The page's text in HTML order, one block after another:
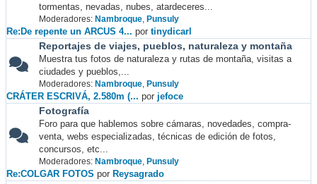
tormentas, nevadas, nubes, atardeceres...
Moderadores: Nambroque, Punsuly
Re:De repente un ARCUS 4... por tinydicarl
Reportajes de viajes, pueblos, naturaleza y montaña
Muestra tus fotos de naturaleza y rutas de montaña, visitas a
ciudades y pueblos,...
Moderadores: Nambroque, Punsuly
CRÁTER ESCRIVÁ, 2.580m (... por jefoce
Fotografía
Foro para que hablemos sobre cámaras, novedades, compra-
venta, webs especializadas, técnicas de edición de fotos,
concursos, etc...
Moderadores: Nambroque, Punsuly
Re:COLGAR FOTOS por Reysagrado